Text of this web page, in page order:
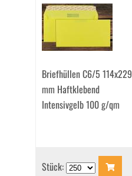
Briefhüllen C6/5 114x229
mm Haftklebend
Intensivgelb 100 g/qm
Stück: